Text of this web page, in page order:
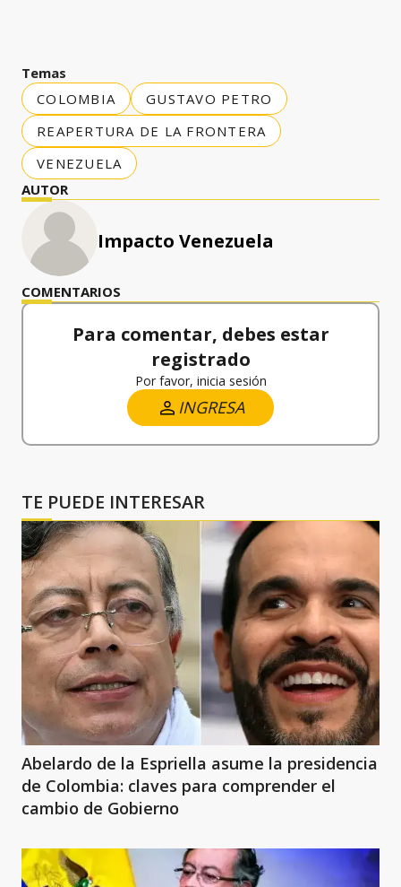
Temas
COLOMBIA
GUSTAVO PETRO
REAPERTURA DE LA FRONTERA
VENEZUELA
AUTOR
Impacto Venezuela
COMENTARIOS
Para comentar, debes estar
registrado
Por favor, inicia sesión
INGRESA
TE PUEDE INTERESAR
Abelardo de la Espriella asume la presidencia
de Colombia: claves para comprender el
cambio de Gobierno